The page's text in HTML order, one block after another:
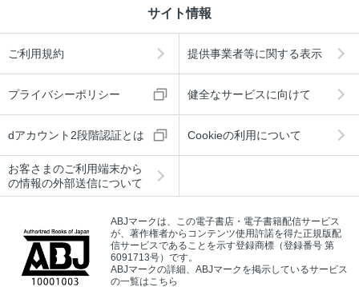
サイト情報
ご利用規約 提供事業者等に関する表示
プライバシーポリシー 健全なサービスに向けて
dアカウント2段階認証とは Cookieの利用について
お客さまのご利用端末から
の情報の外部送信について
ABJマークは、この電子書店・電子書籍配信サービス
が、著作権者からコンテンツ使用許諾を得た正規版配
信サービスであることを示す登録商標（登録番号 第
6091713号）です。
ABJマークの詳細、ABJマークを掲示しているサービス
の一覧はこちら